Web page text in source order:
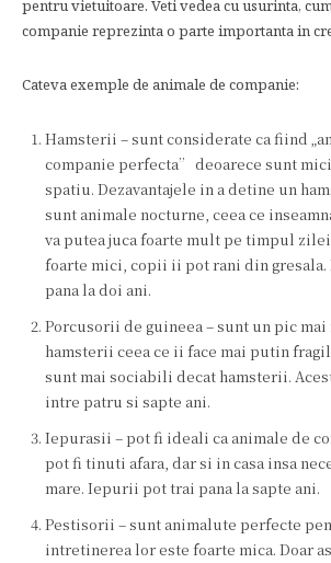
pentru vietuitoare. Veti vedea cu usurinta,
companie reprezinta o parte importanta in
Cateva exemple de animale de companie:
Hamsterii – sunt considerate ca fiind
companie perfecta” deoarece sunt
spatiu. Dezavantajele in a detine un
sunt animale nocturne, ceea ce
va putea juca foarte mult pe timpul
foarte mici, copii ii pot rani din
pana la doi ani.
Porcusorii de guineea – sunt un pic
hamsterii ceea ce ii face mai putin
sunt mai sociabili decat hamsterii.
intre patru si sapte ani.
Iepurasii – pot fi ideali ca animale de
pot fi tinuti afara, dar si in casa insa
mare. Iepurii pot trai pana la sapte ani.
Pestisorii – sunt animalute perfecte
intretinerea lor este foarte mica. Doar